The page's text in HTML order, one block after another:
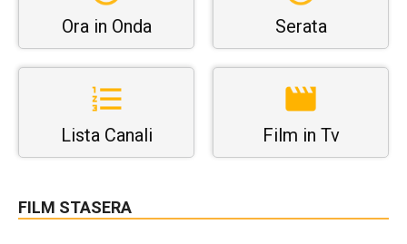
Ora in Onda Serata
Lista Canali Film in Tv
FILM STASERA